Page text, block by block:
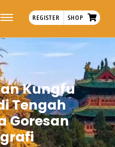
REGISTER SHOP
Kungfu
Tengah
Goresan